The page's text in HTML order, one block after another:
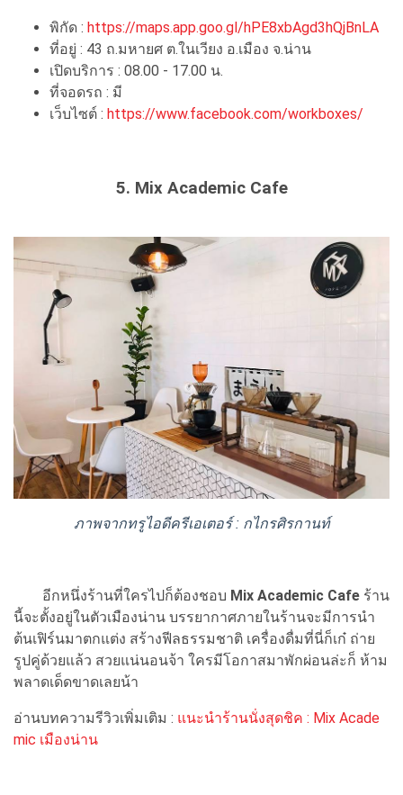
พิกัด : https://maps.app.goo.gl/hPE8xbAgd3hQjBnLA
ที่อยู่ : 43 ถ.มหายศ ต.ในเวียง อ.เมือง จ.น่าน
เปิดบริการ : 08.00 - 17.00 น.
ที่จอดรถ : มี
เว็บไซต์ : https://www.facebook.com/workboxes/
5. Mix Academic Cafe
ภาพจากทรูไอดีครีเอเตอร์ : กไกรศิรกานท์
อีกหนึ่งร้านที่ใครไปก็ต้องชอบ Mix Academic Cafe ร้าน
นี้จะตั้งอยู่ในตัวเมืองน่าน บรรยากาศภายในร้านจะมีการนำ
ต้นเฟิร์นมาตกแต่ง สร้างฟีลธรรมชาติ เครื่องดื่มที่นี่ก็เก๋ ถ่าย
รูปคู่ด้วยแล้ว สวยแน่นอนจ้า ใครมีโอกาสมาพักผ่อนล่ะก็ ห้าม
พลาดเด็ดขาดเลยน้า
อ่านบทความรีวิวเพิ่มเติม : แนะนำร้านนั่งสุดชิค : Mix Acade
mic เมืองน่าน